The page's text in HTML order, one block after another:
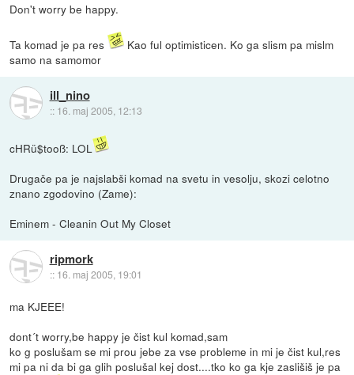
Don't worry be happy.
Ta komad je pa res
Kao ful optimisticen. Ko ga slism pa mislm
samo na samomor
ill_nino
:: 16. maj 2005, 12:13
cHRü$tooß: LOL
Drugače pa je najslabši komad na svetu in vesolju, skozi celotno
znano zgodovino (Zame):
Eminem - Cleanin Out My Closet
ripmork
:: 16. maj 2005, 19:01
ma KJEEE!
dont´t worry,be happy je čist kul komad,sam
ko g poslušam se mi prou jebe za vse probleme in mi je čist kul,res
mi pa ni da bi ga glih poslušal kej dost....tko ko ga kje zaslišiš je pa